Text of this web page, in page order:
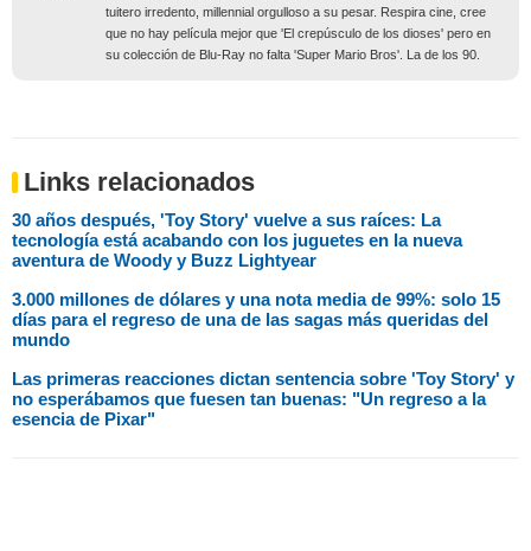
tuitero irredento, millennial orgulloso a su pesar. Respira cine, cree
que no hay película mejor que 'El crepúsculo de los dioses' pero en
su colección de Blu-Ray no falta 'Super Mario Bros'. La de los 90.
Links relacionados
30 años después, 'Toy Story' vuelve a sus raíces: La
tecnología está acabando con los juguetes en la nueva
aventura de Woody y Buzz Lightyear
3.000 millones de dólares y una nota media de 99%: solo 15
días para el regreso de una de las sagas más queridas del
mundo
Las primeras reacciones dictan sentencia sobre 'Toy Story' y
no esperábamos que fuesen tan buenas: "Un regreso a la
esencia de Pixar"